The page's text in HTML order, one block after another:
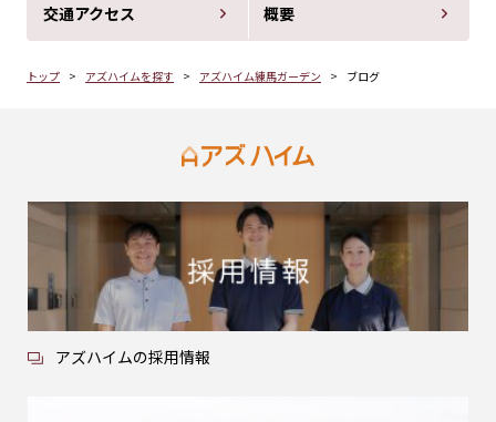
交通アクセス 概要
トップ アズハイムを探す アズハイム練馬ガーデン ブログ
アズハイムの採用情報